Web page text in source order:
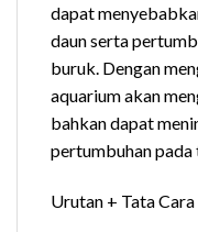
dapat
daun serta
buruk. Dengan
aquarium akan
bahkan dapat
pertumbuhan pada
Urutan + Tata Cara